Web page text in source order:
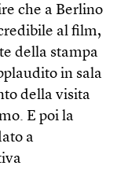
che a Berlino
al film,
della stampa
in sala
della visita
E poi la
a